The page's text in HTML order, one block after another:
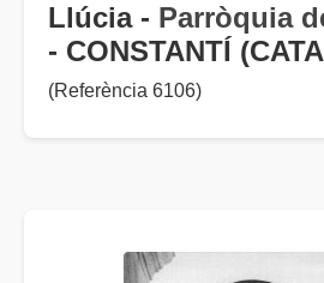
Llúcia - Parròquia
- CONSTANTÍ
(Referència 6106)